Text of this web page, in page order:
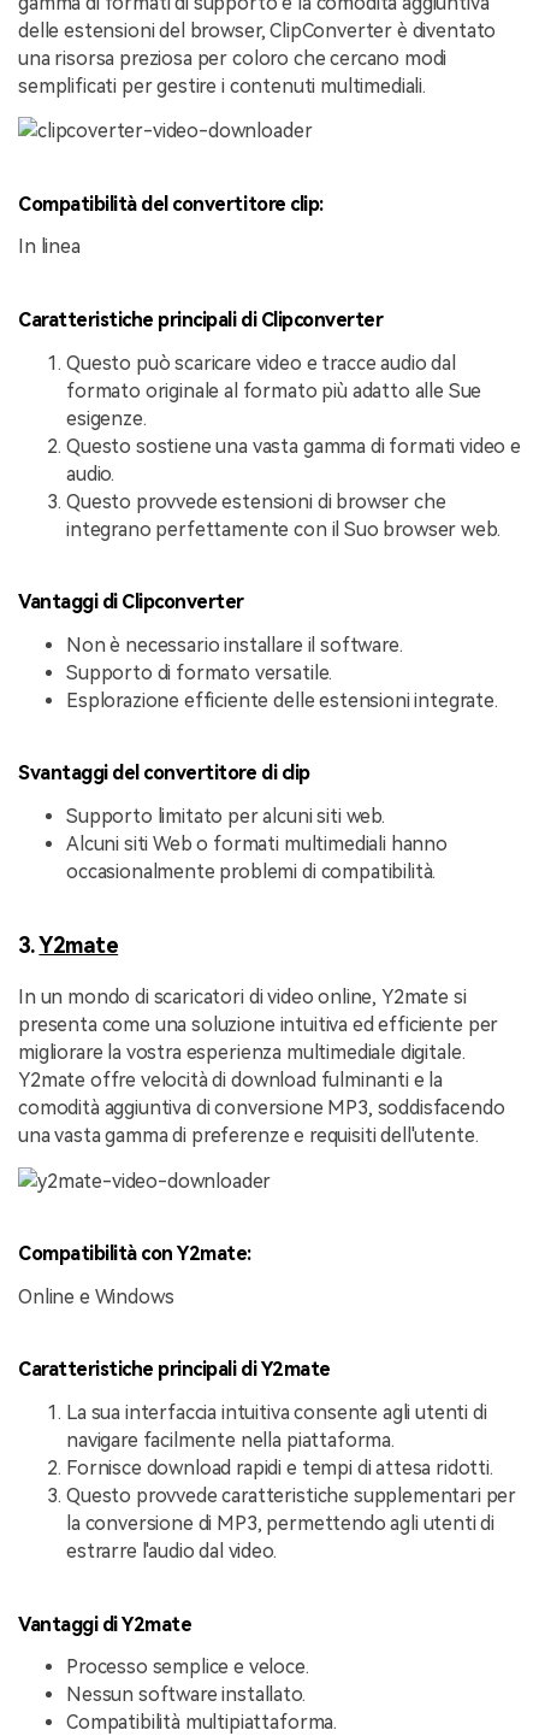
delle estensioni del browser, ClipConverter è diventato
una risorsa preziosa per coloro che cercano modi
semplificati per gestire i contenuti multimediali.
Compatibilità del convertitore clip:
In linea
Caratteristiche principali di Clipconverter
Questo può scaricare video e tracce audio dal
formato originale al formato più adatto alle Sue
esigenze.
Questo sostiene una vasta gamma di formati video e
audio.
Questo provvede estensioni di browser che
integrano perfettamente con il Suo browser web.
Vantaggi di Clipconverter
Non è necessario installare il software.
Supporto di formato versatile.
Esplorazione efficiente delle estensioni integrate.
Svantaggi del convertitore di clip
Supporto limitato per alcuni siti web.
Alcuni siti Web o formati multimediali hanno
occasionalmente problemi di compatibilità.
3.Y2mate
In un mondo di scaricatori di video online, Y2mate si
presenta come una soluzione intuitiva ed efficiente per
migliorare la vostra esperienza multimediale digitale.
Y2mate offre velocità di download fulminanti e la
comodità aggiuntiva di conversione MP3, soddisfacendo
una vasta gamma di preferenze e requisiti dell'utente.
Compatibilità con Y2mate:
Online e Windows
Caratteristiche principali di Y2mate
La sua interfaccia intuitiva consente agli utenti di
navigare facilmente nella piattaforma.
Fornisce download rapidi e tempi di attesa ridotti.
Questo provvede caratteristiche supplementari per
la conversione di MP3, permettendo agli utenti di
estrarre l'audio dal video.
Vantaggi di Y2mate
Processo semplice e veloce.
Nessun software installato.
Compatibilità multipiattaforma.